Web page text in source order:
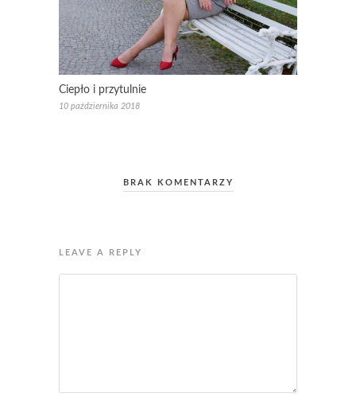
Ciepło i przytulnie
10 października 2018
BRAK KOMENTARZY
LEAVE A REPLY